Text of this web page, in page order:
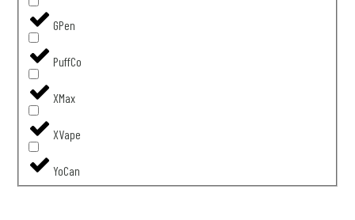
GPen
PuffCo
XMax
XVape
YoCan